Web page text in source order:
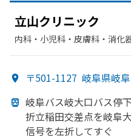
立山クリニック
内科・​小児科・​皮膚科・​消化
〒501-1127 岐阜県岐
岐阜バス岐大口バス停下
折立稲田交差点を岐阜
信号を左折してすぐ